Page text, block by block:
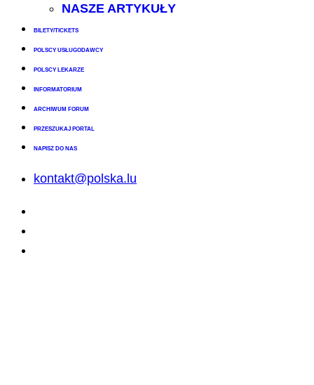
NASZE ARTYKUŁY
BILETY/TICKETS
POLSCY USŁUGODAWCY
POLSCY LEKARZE
INFORMATORIUM
ARCHIWUM FORUM
PRZESZUKAJ PORTAL
NAPISZ DO NAS
kontakt@polska.lu